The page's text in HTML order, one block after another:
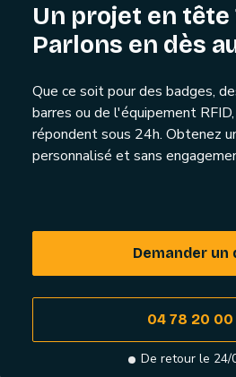
Un projet en tête
Parlons en dès
Que ce soit pour des badges,
barres ou de l'équipement
répondent sous 24h. Obtenez
personnalisé et sans
Demander un
04 78 20 00
De retour le 24/